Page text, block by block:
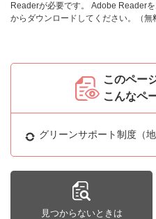
Readerが必要です。
Adobe Reader
からダウンロードしてください。（無
このペー
こんなペ
グリーンサポート制度（
見つからないときは